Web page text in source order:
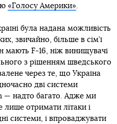
«Голосу Америки».
була надана можливість
звичайно, більше в сім’ї
F-16, ніж винищувачі
з рішенням шведського
через те, що Україна
дві системи
— надто багато. Адже ми
отримати літаки і
системи, і впроваджувати